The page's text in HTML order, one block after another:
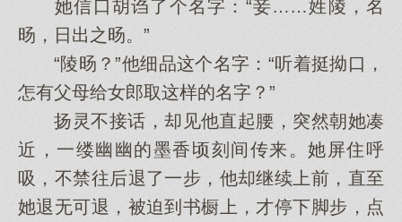
她信口胡诌了个名字：“妾……姓陵，名
旸，日出之旸。”
“陵旸？”他细品这个名字：“听着挺拗口，
怎有父母给女郎取这样的名字？”
扬灵不接话，却见他直起腰，突然朝她凑
近，一缕幽幽的墨香顷刻间传来。她屏住呼
吸，不禁往后退了一步，他却继续上前，直至
她退无可退，被迫到书橱上，才停下脚步，点